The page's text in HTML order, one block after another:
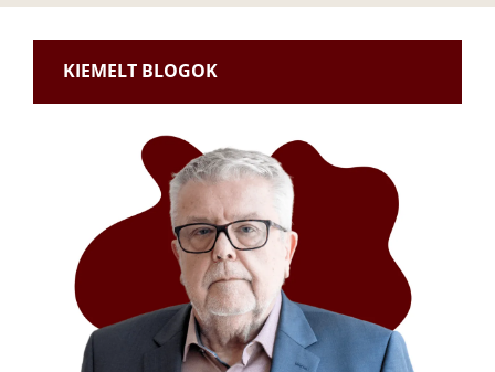
KIEMELT BLOGOK